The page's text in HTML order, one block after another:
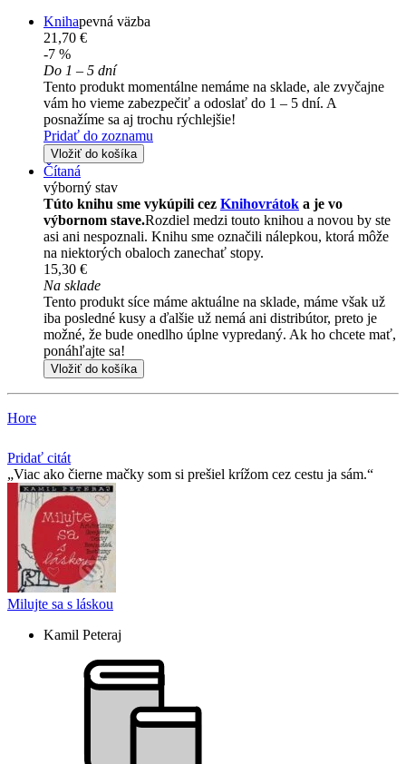
Knihapevná väzba
21,70 €
-7 %
Do 1 – 5 dní
Tento produkt momentálne nemáme na sklade, ale zvyčajne
vám ho vieme zabezpečiť a odoslať do 1 – 5 dní. A
posnažíme sa aj trochu rýchlejšie!
Pridať do zoznamu
Vložiť do košíka
Čítaná
výborný stav
Túto knihu sme vykúpili cez Knihovrátok a je vo
výbornom stave.Rozdiel medzi touto knihou a novou by ste
asi ani nespoznali. Knihu sme označili nálepkou, ktorá môže
na niektorých obaloch zanechať stopy.
15,30 €
Na sklade
Tento produkt síce máme aktuálne na sklade, máme však už
iba posledné kusy a ďalšie už nemá ani distribútor, preto je
možné, že bude onedlho úplne vypredaný. Ak ho chcete mať,
ponáhľajte sa!
Vložiť do košíka
Hore
Pridať citát
Viac ako čierne mačky som si prešiel krížom cez cestu ja sám.
Milujte sa s láskou
Kamil Peteraj